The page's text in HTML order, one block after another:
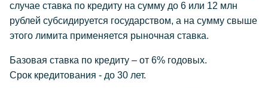
случае ставка по кредиту на сумму до 6 или 12 млн
рублей субсидируется государством, а на сумму свыше
этого лимита применяется рыночная ставка.
Базовая ставка по кредиту – от 6% годовых.
Срок кредитования - до 30 лет.